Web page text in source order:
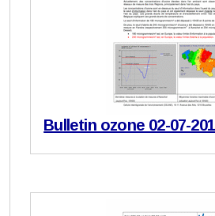
Bulletin ozone 02-07-